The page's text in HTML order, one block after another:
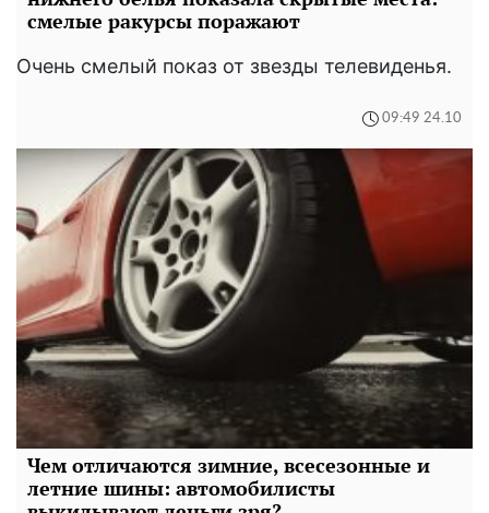
смелые ракурсы поражают
Очень смелый показ от звезды телевиденья.
09:49 24.10
Чем отличаются зимние, всесезонные и
летние шины: автомобилисты